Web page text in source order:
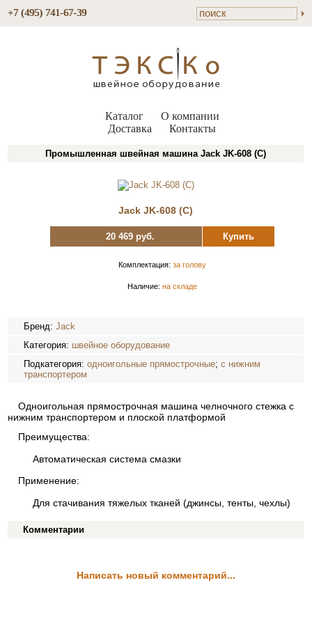
+7 (495) 741-67-39
Каталог
О компании
Доставка
Контакты
Промышленная швейная машина Jack JK-608 (C)
Jack JK-608 (C)
20 469 руб. Купить
Комплектация: за голову
Наличие: на складе
Бренд:Jack
Категория: швейное оборудование
Подкатегория:одноигольные прямострочные;с нижним
транспортером
Одноигольная прямострочная машина челночного стежка с
нижним транспортером и плоской платформой
Преимущества:
Автоматическая система смазки
Применение:
Для стачивания тяжелых тканей (джинсы, тенты, чехлы)
Комментарии
Написать новый комментарий...